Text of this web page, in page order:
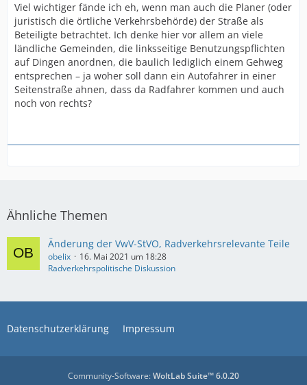
Viel wichtiger fände ich eh, wenn man auch die Planer (oder
juristisch die örtliche Verkehrsbehörde) der Straße als
Beteiligte betrachtet. Ich denke hier vor allem an viele
ländliche Gemeinden, die linksseitige Benutzungspflichten
auf Dingen anordnen, die baulich lediglich einem Gehweg
entsprechen – ja woher soll dann ein Autofahrer in einer
Seitenstraße ahnen, dass da Radfahrer kommen und auch
noch von rechts?
Ähnliche Themen
Änderung der VwV-StVO, Radverkehrsrelevante Teile
obelix
16. Mai 2021 um 18:28
Radverkehrspolitische Diskussion
Datenschutzerklärung Impressum
Community-Software:WoltLab Suite™ 6.0.20